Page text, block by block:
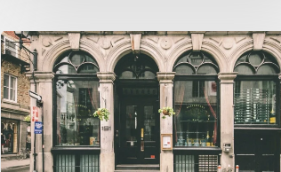
Demande
de
dérogation
à
l’accessibilité